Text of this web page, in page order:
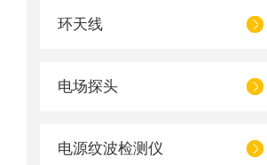
环天线
电场探头
电源纹波检测仪